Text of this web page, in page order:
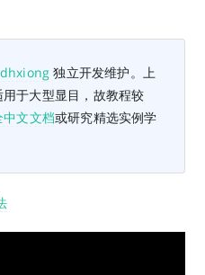
独立开发维护。上
于大型显目，故教程较
文文档或研究精选实例学